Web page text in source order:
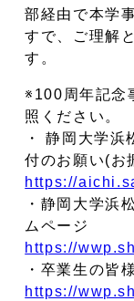
部経由で本学
すで、ご理解
す。
※100周年記念
照ください。
・ 静岡大学
付のお願い(お
https://
・静岡大学浜
ムページ
https://
・卒業生の皆
https://